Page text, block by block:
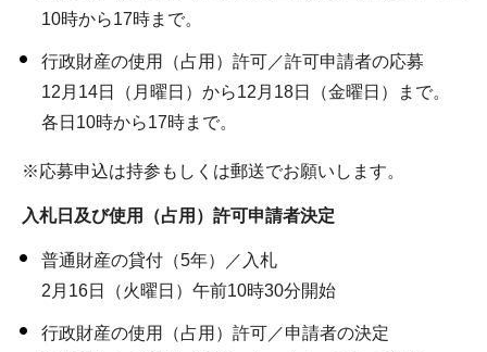
10時から17時まで。
行政財産の使用（占用）許可／許可申請者の応募
12月14日（月曜日）から12月18日（金曜日）まで。
各日10時から17時まで。
※応募申込は持参もしくは郵送でお願いします。
入札日及び使用（占用）許可申請者決定
普通財産の貸付（5年）／入札
2月16日（火曜日）午前10時30分開始
行政財産の使用（占用）許可／申請者の決定